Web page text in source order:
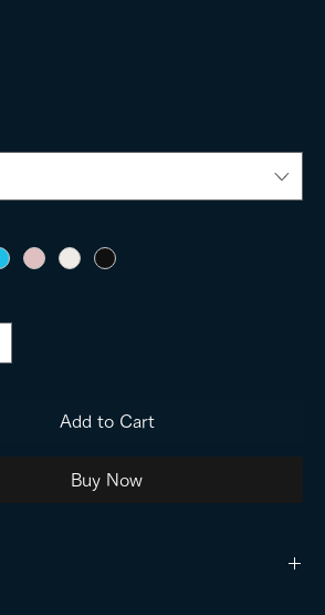
Add to Cart
Buy Now